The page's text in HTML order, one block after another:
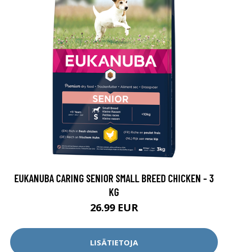
EUKANUBA CARING SENIOR SMALL BREED CHICKEN - 3
KG
26.99 EUR
LISÄTIETOJA